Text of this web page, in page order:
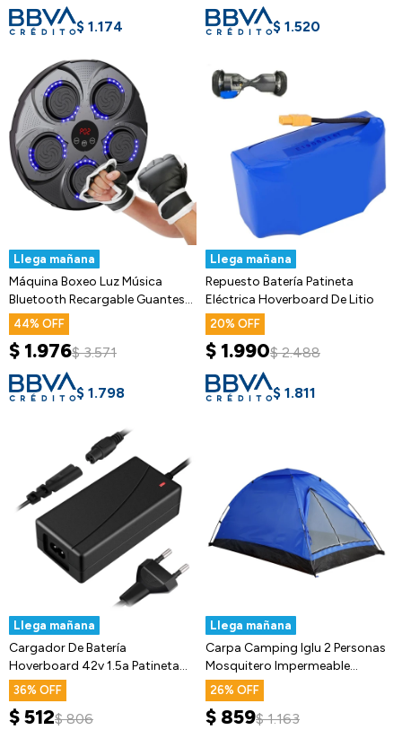
$ 1.174 $ 1.520
Llega mañana
Máquina Boxeo Luz Música
Bluetooth Recargable Guantes
Golpeo
44
$ 1.976$ 3.571
$ 1.798
Llega mañana
Repuesto Batería Patineta
Eléctrica Hoverboard De Litio
20
$ 1.990$ 2.488
$ 1.811
Llega mañana
Cargador De Batería
Hoverboard 42v 1.5a Patineta
Electrica
36
$512$ 806
Llega mañana
Carpa Camping Iglu 2 Personas
Mosquitero Impermeable
200x150
26
$ 859$ 1.163